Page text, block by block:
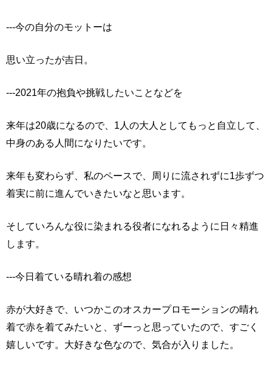
---今の⾃分のモットーは
思い⽴ったが吉日。
---2021年の抱負や挑戦したいことなどを
来年は20歳になるので、1人の⼤人としてもっと自⽴して、
中身のある人間になりたいです。
来年も変わらず、私のペースで、周りに流されずに1歩ずつ
着実に前に進んでいきたいなと思います。
そしていろんな役に染まれる役者になれるように日々精進
します。
---今日着ている晴れ着の感想
⾚が⼤好きで、いつかこのオスカープロモーションの晴れ
着で⾚を着てみたいと、ずーっと思っていたので、すごく
嬉しいです。⼤好きな⾊なので、気合が入りました。